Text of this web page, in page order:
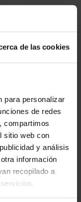
de las cookies
para personalizar
de redes
compartimos
sitio web con
y análisis
información
recopilado a
ganadora del
en 2019; en 2021
‘Berlín, mi vida
de mudarse al
personal, la
las
o del siglo XXI, la
aportación